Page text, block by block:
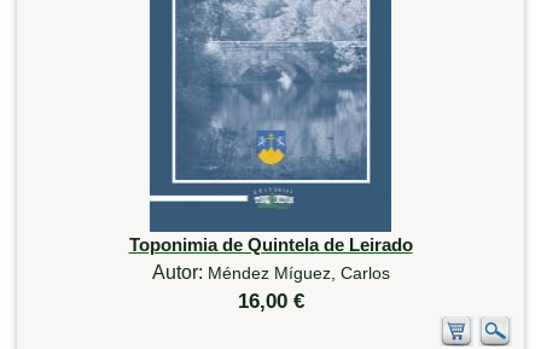
Toponimia de Quintela de Leirado
Autor: Méndez Míguez, Carlos
16,00 €